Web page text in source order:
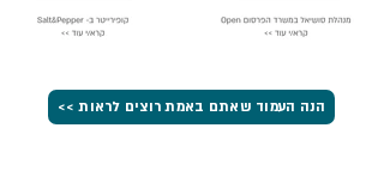
הנה העמוד שאתם באמת רוצים לראות >>